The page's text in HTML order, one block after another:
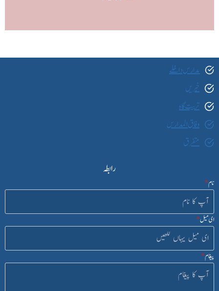
مدارس داخلے
خبریں
تربیت گاہ
وفاق المدارس
متفرق
رابطہ
نام*
ای میل*
پیغام*